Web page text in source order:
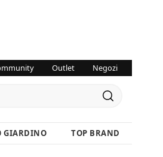
Outlet Negozi
GIARDINO TOP BRAND